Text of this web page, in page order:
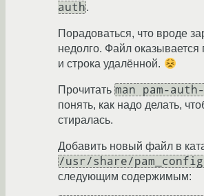
auth.
Порадоваться, что вроде
недолго. Файл
и строка удалённой.
Прочитать man pam-
понять, как надо делать,
стиралась.
Добавить новый файл в
/usr/share/
следующим содержимым: